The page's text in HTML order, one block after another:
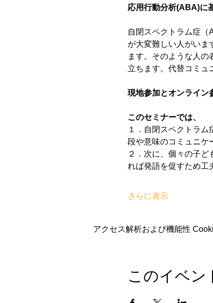
応用行動分析(ABA)に
自閉スペクトラム症
が大変難しい人がいま
ます。そのような人
立ちます。代替コミュ
現地参加とオンライン
このセミナーでは、
１．自閉スペクトラ
段や意味のコミュニケ
２．次に、個々の子
れば発語を促すため工
さらに表示
アクセス解析および機能性
このイベン